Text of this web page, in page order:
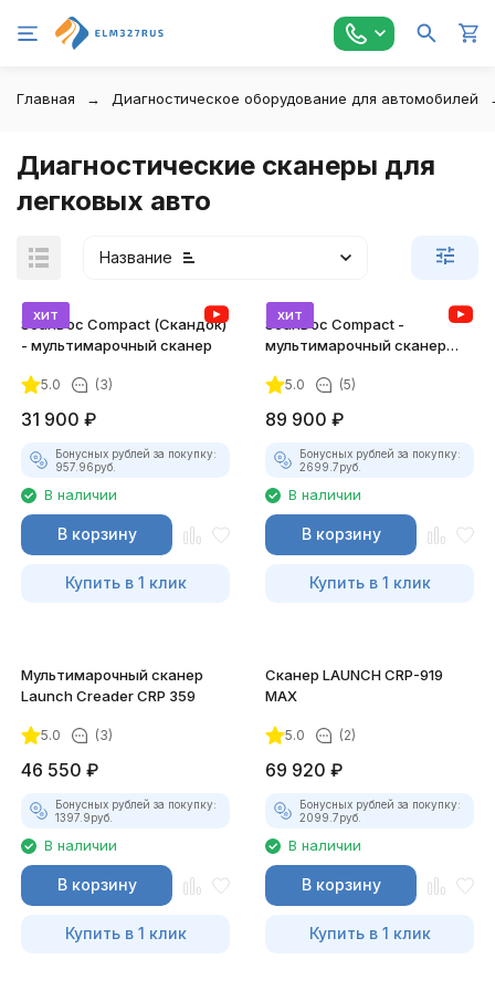
Главная Диагностическое оборудование для автомобилей
Диагностические сканеры для
легковых авто
Название
хит
ScanDoc Compact (Скандок)
- мультимарочный сканер
5.0 (3)
31 900 ₽
Бонусных рублей за покупку:
957.96руб.
В наличии
В корзину
Купить в 1 клик
хит
ScanDoc Compact -
мультимарочный сканер
5.0 (5)
89 900 ₽
Бонусных рублей за покупку:
2699.7руб.
В наличии
В корзину
Купить в 1 клик
Мультимарочный сканер
Launch Creader CRP 359
5.0 (3)
46 550 ₽
Бонусных рублей за покупку:
1397.9руб.
В наличии
В корзину
Купить в 1 клик
Сканер LAUNCH CRP-919
MAX
5.0 (2)
69 920 ₽
Бонусных рублей за покупку:
2099.7руб.
В наличии
В корзину
Купить в 1 клик